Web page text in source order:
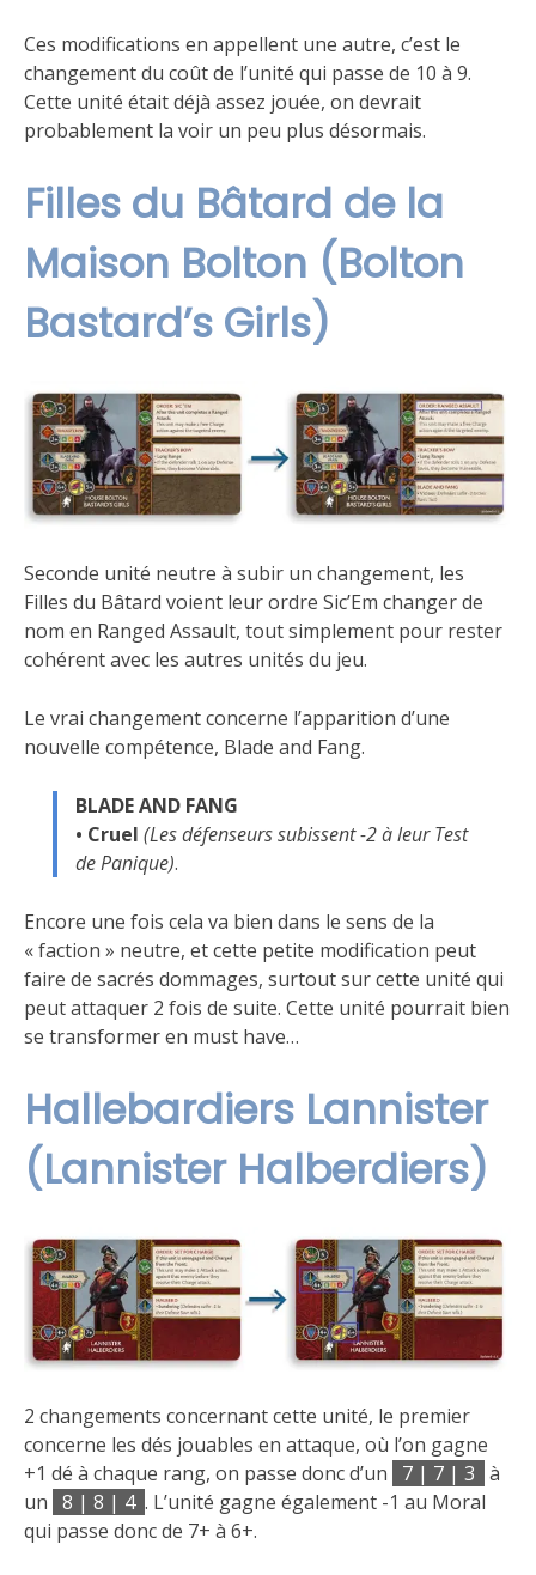
Ces modifications en appellent une autre, c’est le
changement du coût de l’unité qui passe de 10 à 9.
Cette unité était déjà assez jouée, on devrait
probablement la voir un peu plus désormais.
Filles du Bâtard de la
Maison Bolton (Bolton
Bastard’s Girls)
Seconde unité neutre à subir un changement, les
Filles du Bâtard voient leur ordre Sic’Em changer de
nom en Ranged Assault, tout simplement pour rester
cohérent avec les autres unités du jeu.
Le vrai changement concerne l’apparition d’une
nouvelle compétence, Blade and Fang.
BLADE AND FANG
• Cruel (Les défenseurs subissent -2 à leur Test
de Panique).
Encore une fois cela va bien dans le sens de la
« faction » neutre, et cette petite modification peut
faire de sacrés dommages, surtout sur cette unité qui
peut attaquer 2 fois de suite. Cette unité pourrait bien
se transformer en must have…
Hallebardiers Lannister
(Lannister Halberdiers)
2 changements concernant cette unité, le premier
concerne les dés jouables en attaque, où l’on gagne
+1 dé à chaque rang, on passe donc d’un
7 | 7 | 3 à
un 8 | 8 | 4 . L’unité gagne également -1 au Moral
qui passe donc de 7+ à 6+.